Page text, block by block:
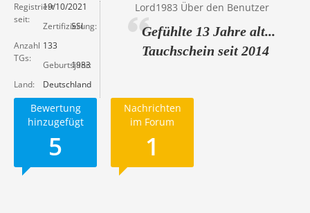
Lord1983 Über den Benutzer
Gefühlte 13 Jahre alt...
Tauchschein seit 2014
Registriert
seit
19/10/2021
Zertifizierung
SSI
Anzahl
TGs
133
Geburtsjahr
1983
Land
Deutschland
Bewertung
hinzugefügt
5
Nachrichten
im Forum
1